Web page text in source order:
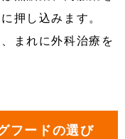
押し込みます。
まれに外科治療を
フードの選び